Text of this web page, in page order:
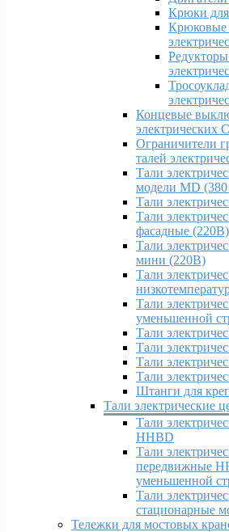
Крюки для
Крюковые
Концевые
электрических
Ограничители
талей
Тали
модели MD
Тали
Тали
фасадные (220В)
Тали
мини (220В)
Тали
Тали
уменьшенной
Тали
Тали
Тали
Тали
Штанги для
Тали электрические
Тали
HHBD
Тали
передвижные
уменьшенной
Тали
стационарные
Тележки для мостовых